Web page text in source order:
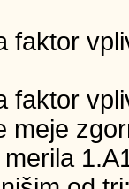
faktor
faktor
meje